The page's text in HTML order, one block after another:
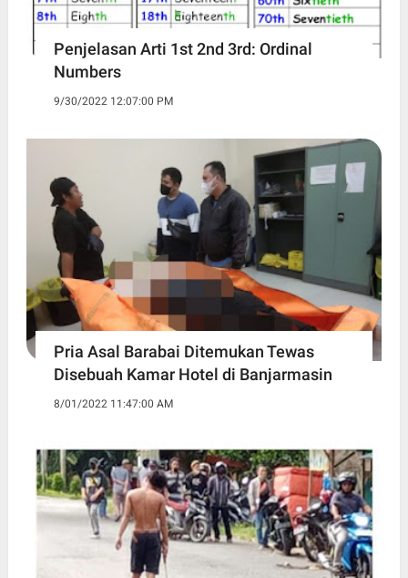
Penjelasan Arti 1st 2nd 3rd: Ordinal
Numbers
9/30/2022 12:07:00 PM
Pria Asal Barabai Ditemukan Tewas
Disebuah Kamar Hotel di Banjarmasin
8/01/2022 11:47:00 AM